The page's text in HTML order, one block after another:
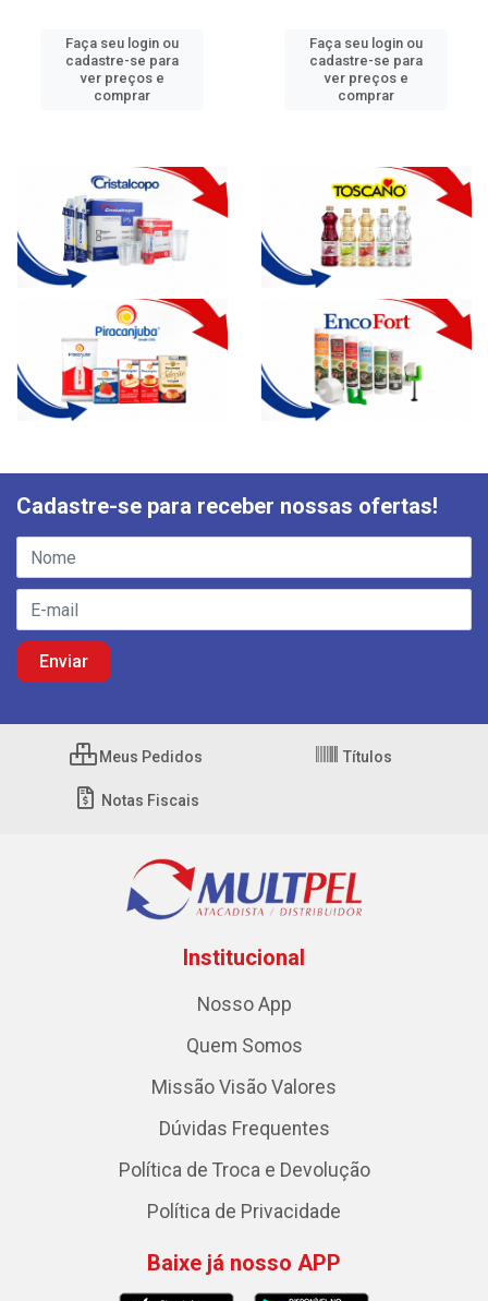
Faça seu login ou
cadastre-se para
ver preços e
comprar
Faça seu login ou
cadastre-se para
ver preços e
comprar
Cadastre-se para receber nossas ofertas!
Meus Pedidos Títulos
Notas Fiscais
Institucional
Nosso App
Quem Somos
Missão Visão Valores
Dúvidas Frequentes
Política de Troca e Devolução
Política de Privacidade
Baixe já nosso APP